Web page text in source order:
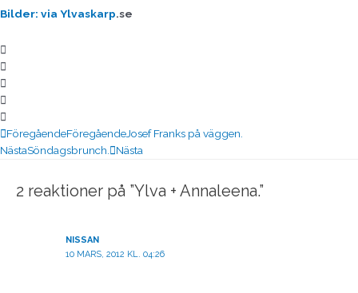
Bilder: via Ylvaskarp.se
FöregåendeFöregåendeJosef Franks på väggen.
NästaSöndagsbrunch. Nästa
2 reaktioner på ”Ylva + Annaleena.”
NISSAN
10 MARS, 2012 KL. 04:26